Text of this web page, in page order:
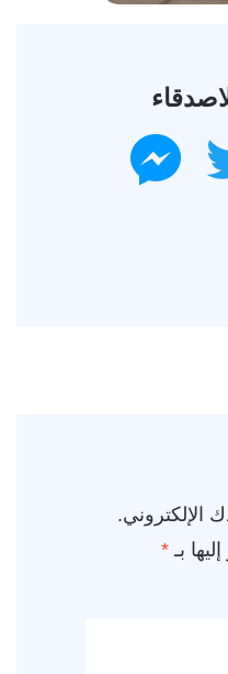
تويتر
الإلكتروني.
بـ *